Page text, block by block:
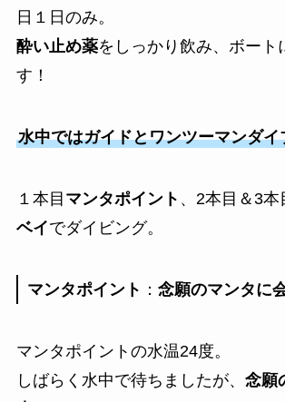
日１日のみ。
酔い止め薬をしっかり飲み、ボート
す！
水中ではガイドとワンツーマンダイ
１本目 マンタポイント 、2本目＆3本
ベイでダイビング。
マンタポイント ： 念願のマンタに
マンタポイントの水温24度。
しばらく水中で待ちましたが、 念願